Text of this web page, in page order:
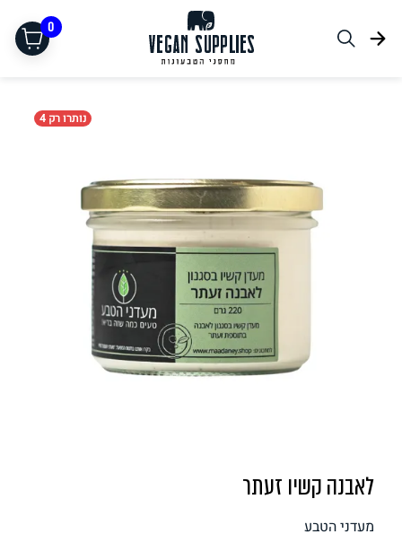
0
תחליפי בשר
נותרו רק 4
לאבנה קשיו זעתר
מעדני הטבע